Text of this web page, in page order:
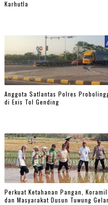
Karhutla
Anggota Satlantas Polres
di Exis Tol Gending
Perkuat Ketahanan Pangan,
dan Masyarakat Dusun Tuwung